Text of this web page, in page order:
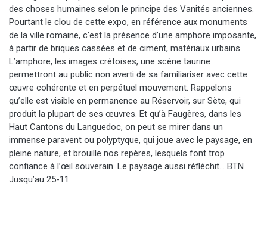
des choses humaines selon le principe des Vanités anciennes.
Pourtant le clou de cette expo, en référence aux monuments
de la ville romaine, c’est la présence d’une amphore imposante,
à partir de briques cassées et de ciment, matériaux urbains.
L’amphore, les images crétoises, une scène taurine
permettront au public non averti de sa familiariser avec cette
œuvre cohérente et en perpétuel mouvement. Rappelons
qu’elle est visible en permanence au Réservoir, sur Sète, qui
produit la plupart de ses œuvres. Et qu’à Faugères, dans les
Haut Cantons du Languedoc, on peut se mirer dans un
immense paravent ou polyptyque, qui joue avec le paysage, en
pleine nature, et brouille nos repères, lesquels font trop
confiance à l’œil souverain. Le paysage aussi réfléchit… BTN
Jusqu’au 25-11